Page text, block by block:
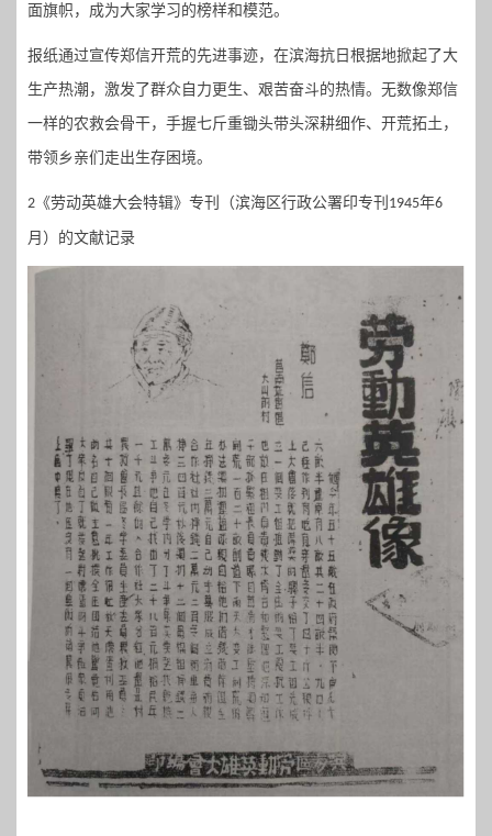
面旗帜，成为大家学习的榜样和模范。
报纸通过宣传郑信开荒的先进事迹，在滨海抗日根据地掀起了大
生产热潮，激发了群众自力更生、艰苦奋斗的热情。无数像郑信
一样的农救会骨干，手握七斤重锄头带头深耕细作、开荒拓土，
带领乡亲们走出生存困境。
2 《劳动英雄大会特辑》专刊（滨海区行政公署印专刊 1945年6
月） 的文献记录